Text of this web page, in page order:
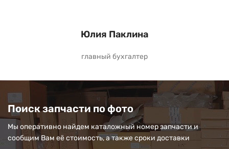
Юлия Паклина
главный бухгалтер
Поиск запчасти по фото
Мы оперативно найдем каталожный номер запчасти и
сообщим Вам её стоимость, а также сроки доставки